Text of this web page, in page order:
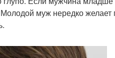
муж нередко желает